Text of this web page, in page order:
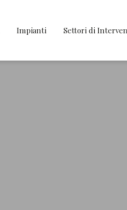
Impianti Settori di